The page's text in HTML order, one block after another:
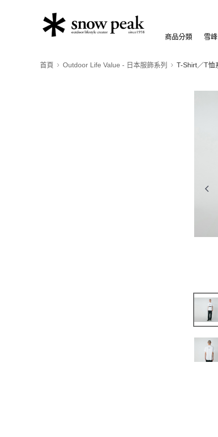
商品分類 雪
首頁 Outdoor Life Value - 日本服飾系列 T-Shirt／T恤